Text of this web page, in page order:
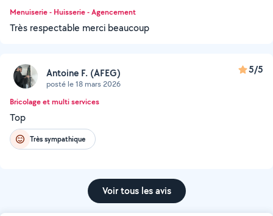
Menuiserie - Huisserie - Agencement
Très respectable merci beaucoup
Antoine F. (AFEG)
posté le 18 mars 2026
5/5
Bricolage et multi services
Top
Très sympathique
Voir tous les avis